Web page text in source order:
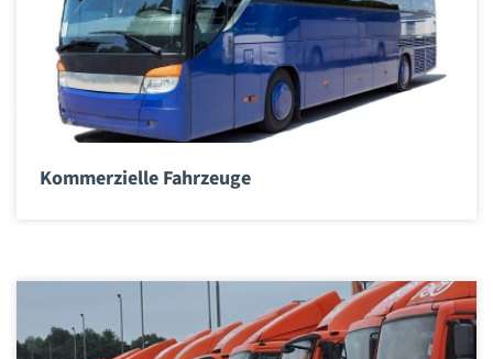
Kommerzielle Fahrzeuge